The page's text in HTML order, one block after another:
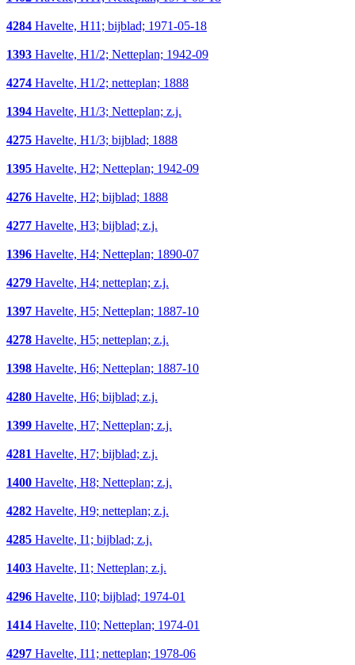
4284 Havelte, H11; bijblad; 1971-05-18
1393 Havelte, H1/2; Netteplan; 1942-09
4274 Havelte, H1/2; netteplan; 1888
1394 Havelte, H1/3; Netteplan; z.j.
4275 Havelte, H1/3; bijblad; 1888
1395 Havelte, H2; Netteplan; 1942-09
4276 Havelte, H2; bijblad; 1888
4277 Havelte, H3; bijblad; z.j.
1396 Havelte, H4; Netteplan; 1890-07
4279 Havelte, H4; netteplan; z.j.
1397 Havelte, H5; Netteplan; 1887-10
4278 Havelte, H5; netteplan; z.j.
1398 Havelte, H6; Netteplan; 1887-10
4280 Havelte, H6; bijblad; z.j.
1399 Havelte, H7; Netteplan; z.j.
4281 Havelte, H7; bijblad; z.j.
1400 Havelte, H8; Netteplan; z.j.
4282 Havelte, H9; netteplan; z.j.
4285 Havelte, I1; bijblad; z.j.
1403 Havelte, I1; Netteplan; z.j.
4296 Havelte, I10; bijblad; 1974-01
1414 Havelte, I10; Netteplan; 1974-01
4297 Havelte, I11; netteplan; 1978-06